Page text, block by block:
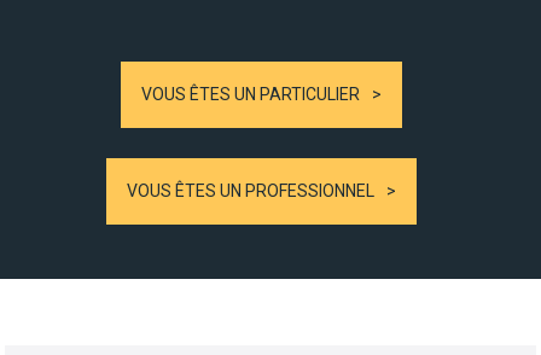
VOUS ÊTES UN PARTICULIER
VOUS ÊTES UN PROFESSIONNEL